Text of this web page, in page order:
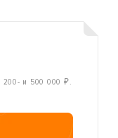
200- и 500 000 ₽.